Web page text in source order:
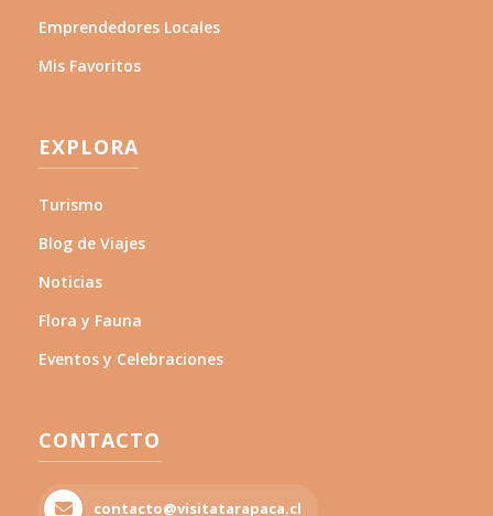
Emprendedores Locales
Mis Favoritos
EXPLORA
Turismo
Blog de Viajes
Noticias
Flora y Fauna
Eventos y Celebraciones
CONTACTO
contacto@visitatarapaca.cl